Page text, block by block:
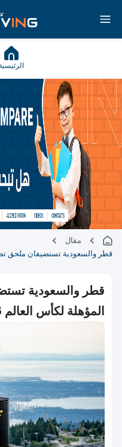
مقال
قطر والسعودية تستضيفان ملحق
قطر والسعودية
المؤهلة لكأس العالم 2026